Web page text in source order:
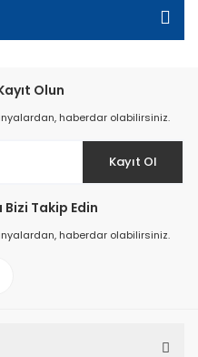
Olun
haberdar olabilirsiniz.
Kayıt Ol
Takip Edin
haberdar olabilirsiniz.